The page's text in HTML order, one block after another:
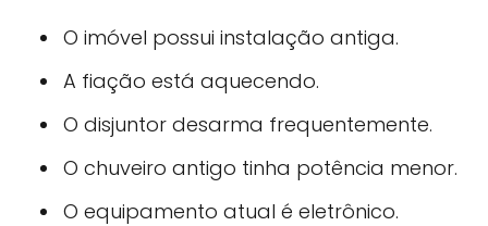
O imóvel possui instalação antiga.
A fiação está aquecendo.
O disjuntor desarma frequentemente.
O chuveiro antigo tinha potência menor.
O equipamento atual é eletrônico.